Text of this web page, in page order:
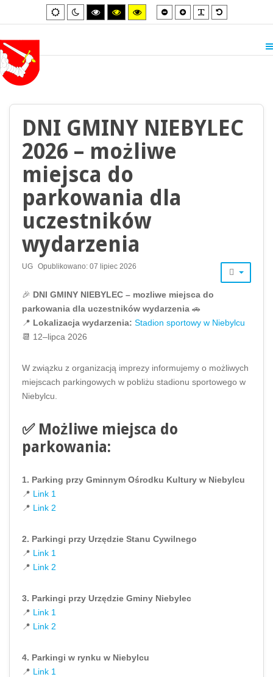
Default
mode
Night
mode
High
contrast
High
contrast
High
contrast
Smaller
font
Larger
font
Default
font
DNI GMINY NIEBYLEC
2026 – możliwe
miejsca do
parkowania dla
uczestników
wydarzenia
UG Opublikowano: 07 lipiec 2026
🎉 DNI GMINY NIEBYLEC – mozliwe miejsca do
parkowania dla uczestników wydarzenia 🚗
📍 Lokalizacja wydarzenia: Stadion sportowy w Niebylcu
📆 12–lipca 2026
W związku z organizacją imprezy informujemy o możliwych
miejscach parkingowych w pobliżu stadionu sportowego w
Niebylcu.
✅ Możliwe miejsca do
parkowania:
1. Parking przy Gminnym Ośrodku Kultury w Niebylcu
📍 Link 1
📍 Link 2
2. Parkingi przy Urzędzie Stanu Cywilnego
📍 Link 1
📍 Link 2
3. Parkingi przy Urzędzie Gminy Niebylec
📍 Link 1
📍 Link 2
4. Parkingi w rynku w Niebylcu
📍 Link 1